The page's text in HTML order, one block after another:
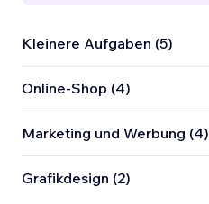
Kleinere Aufgaben (5)
Online-Shop (4)
Marketing und Werbung (4)
Grafikdesign (2)